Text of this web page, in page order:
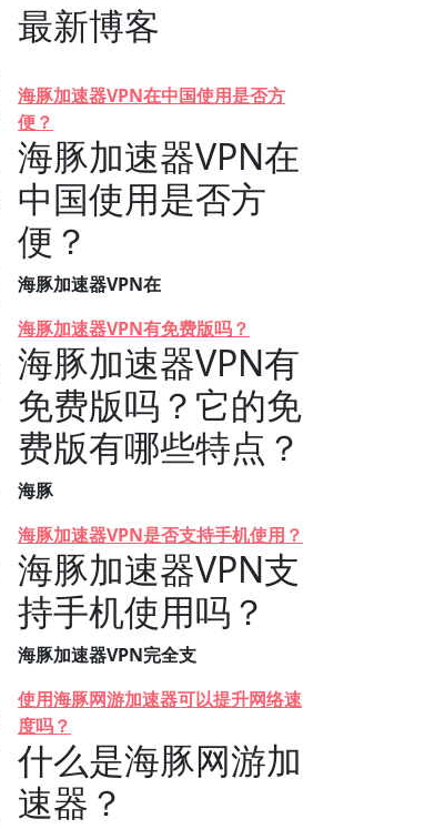
最新博客
海豚加速器VPN在中国使用是否方
便？
海豚加速器VPN在
中国使用是否方
便？
海豚加速器VPN在
海豚加速器VPN有免费版吗？
海豚加速器VPN有
免费版吗？它的免
费版有哪些特点？
海豚
海豚加速器VPN是否支持手机使用？
海豚加速器VPN支
持手机使用吗？
海豚加速器VPN完全支
使用海豚网游加速器可以提升网络速
度吗？
什么是海豚网游加
速器？